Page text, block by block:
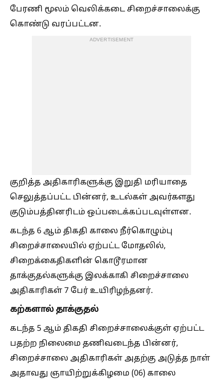
பேரணி மூலம் வெலிக்கடை சிறைச்சாலைக்கு
கொண்டு வரப்பட்டன.
ADVERTISEMENT
குறித்த அதிகாரிகளுக்கு இறுதி மரியாதை
செலுத்தப்பட்ட பின்னர், உடல்கள் அவர்களது
குடும்பத்தினரிடம் ஒப்படைக்கப்படவுள்ளன.
கடந்த 6 ஆம் திகதி காலை நீர்கொழும்பு
சிறைச்சாலையில் ஏற்பட்ட மோதலில்,
சிறைக்கைதிகளின் கொடூரமான
தாக்குதல்களுக்கு இலக்காகி சிறைச்சாலை
அதிகாரிகள் 7 பேர் உயிரிழந்தனர்.
கற்களால் தாக்குதல்
கடந்த 5 ஆம் திகதி சிறைச்சாலைக்குள் ஏற்பட்ட
பதற்ற நிலைமை தணிவடைந்த பின்னர்,
சிறைச்சாலை அதிகாரிகள் அதற்கு அடுத்த நாள்
அதாவது ஞாயிற்றுக்கிழமை (06) காலை